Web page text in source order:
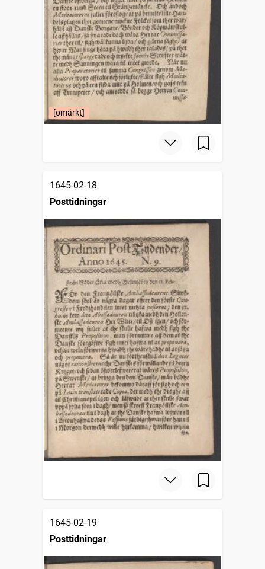
[omärkt]
1645-02-18
Posttidningar
1645-02-19
Posttidningar